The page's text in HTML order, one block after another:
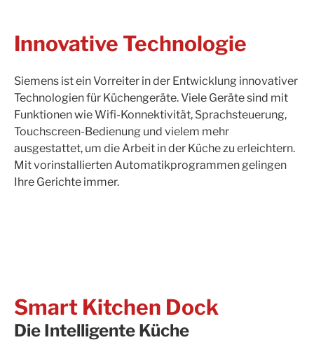
Innovative Technologie
Siemens ist ein Vorreiter in der Entwicklung innovativer
Technologien für Küchengeräte. Viele Geräte sind mit
Funktionen wie Wifi-Konnektivität, Sprachsteuerung,
Touchscreen-Bedienung und vielem mehr
ausgestattet, um die Arbeit in der Küche zu erleichtern.
Mit vorinstallierten Automatikprogrammen gelingen
Ihre Gerichte immer.
Smart Kitchen Dock
Die Intelligente Küche